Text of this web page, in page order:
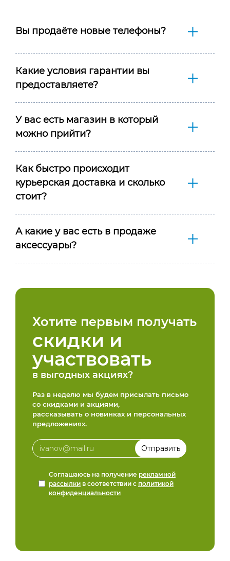
Вы продаёте новые телефоны?
Какие условия гарантии вы
предоставляете?
У вас есть магазин в который
можно прийти?
Как быстро происходит
курьерская доставка и сколько
стоит?
А какие у вас есть в продаже
аксессуары?
Хотите первым получать
скидки и
участвовать
в выгодных акциях?
Раз в неделю мы будем присылать письмо
со скидками и акциями,
рассказывать о новинках и персональных
предложениях.
Соглашаюсь на получение рекламной
рассылки в соответствии с политикой
конфиденциальности